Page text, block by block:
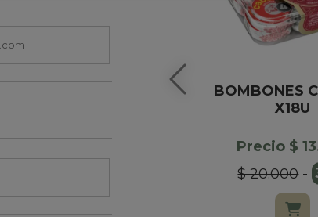
BOMBONES
X18U
Precio $
$ 20.000-